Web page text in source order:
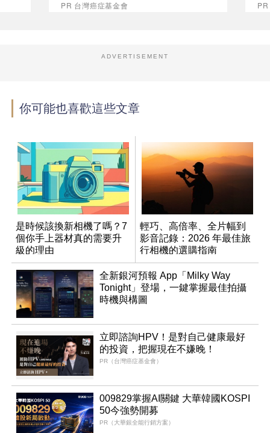
PR 台灣癌症基金會
ADVERTISEMENT
你可能也喜歡這些文章
是時候該換新相機了嗎？7
個你手上器材真的需要升
級的理由
輕巧、高倍率、全片幅到
影音記錄：2026 年最佳旅
行相機的選購指南
全新銀河預報 App「Milky Way
Tonight」登場，一鍵掌握最佳拍攝
時機與構圖
立即諮詢HPV！是對自己健康最好
的投資，把握現在不嫌晚！
PR（台灣癌症基金會）
009829掌握AI關鍵 大華韓國KOSPI
50今強勢開募
PR（大華銀全能行銷方案）